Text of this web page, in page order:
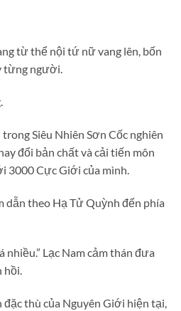
từ thể nội tứ nữ vang lên, bốn
từng người.
Siêu Nhiên Sơn Cốc nghiên
đổi bản chất và cải tiến môn
3000 Cực Giới của mình.
dẫn theo Hạ Tử Quỳnh đến phía
nhiều.” Lạc Nam cảm thán đưa
hồi.
đặc thù của Nguyên Giới hiện tại,